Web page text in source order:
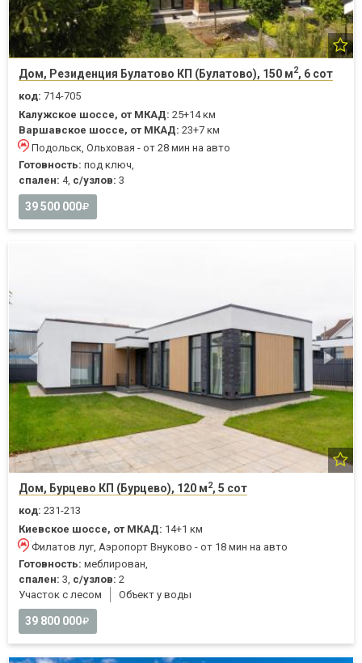
Дом, Резиденция Булатово КП (Булатово), 150 м2, 6 сот
код: 714-705
Калужское шоссе, от МКАД: 25+14 км
Варшавское шоссе, от МКАД: 23+7 км
Подольск, Ольховая - от 28 мин на авто
Готовность: под ключ,
спален: 4, с/узлов: 3
39 500 000
Дом, Бурцево КП (Бурцево), 120 м2, 5 сот
код: 231-213
Киевское шоссе, от МКАД: 14+1 км
Филатов луг, Аэропорт Внуково - от 18 мин на авто
Готовность: меблирован,
спален: 3, с/узлов: 2
Участок с лесом
Объект у воды
39 800 000